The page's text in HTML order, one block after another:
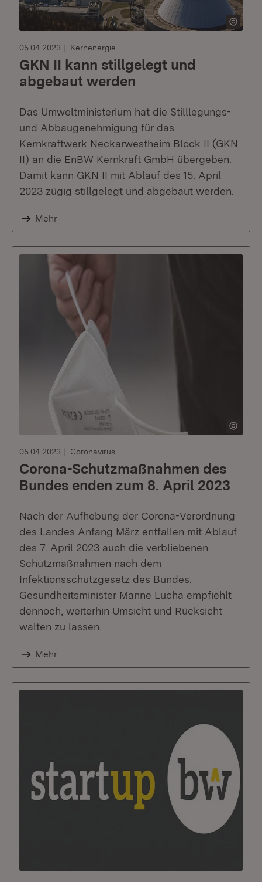
05.04.2023 Kernenergie
GKN II kann stillgelegt und
abgebaut werden
Das Umweltministerium hat die Stilllegungs-
und Abbaugenehmigung für das
Kernkraftwerk Neckarwestheim Block II (GKN
II) an die EnBW Kernkraft GmbH übergeben.
Damit kann GKN II mit Ablauf des 15. April
2023 zügig stillgelegt und abgebaut werden.
Mehr
05.04.2023 Coronavirus
Corona-Schutzmaßnahmen des
Bundes enden zum 8. April 2023
Nach der Aufhebung der Corona-Verordnung
des Landes Anfang März entfallen mit Ablauf
des 7. April 2023 auch die verbliebenen
Schutzmaßnahmen nach dem
Infektionsschutzgesetz des Bundes.
Gesundheitsminister Manne Lucha empfiehlt
dennoch, weiterhin Umsicht und Rücksicht
walten zu lassen.
Mehr